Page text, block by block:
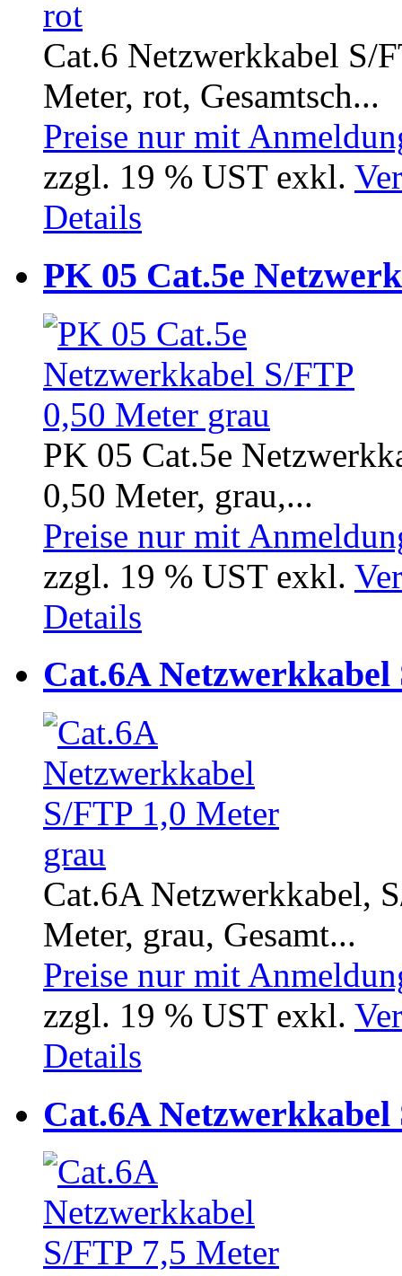
Cat.6 Netzwerkkabel S/
Meter, rot, Gesamtsch...
Preise nur mit
zzgl. 19 % UST exkl.
Details
PK 05 Cat.5e
PK 05 Cat.5e
0,50 Meter, grau,...
Preise nur mit
zzgl. 19 % UST exkl.
Details
Cat.6A
Cat.6A Netzwerkkabel,
Meter, grau, Gesamt...
Preise nur mit
zzgl. 19 % UST exkl.
Details
Cat.6A